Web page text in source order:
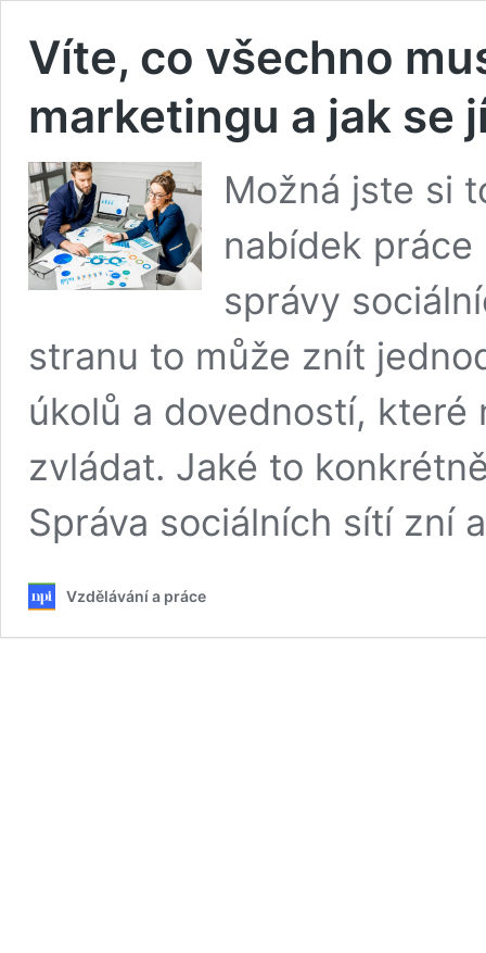
Víte, co všechno
marketingu a jak se
Možná jste si
nabídek
správy
stranu to může znít
úkolů a dovedností,
zvládat. Jaké to
Správa sociálních sítí zní
Vzdělávání a práce